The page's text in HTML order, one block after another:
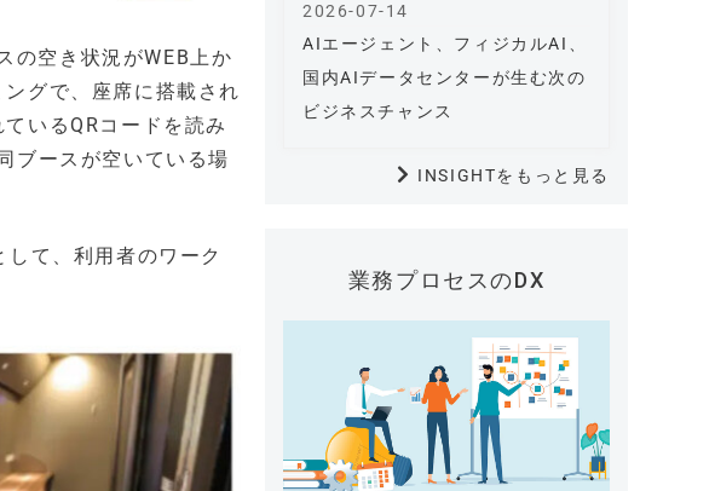
の空き状況がWEB上か
グで、座席に搭載され
いるQRコードを読み
ブースが空いている場
て、利用者のワーク
AIエージェント、フィジカルAI、
国内AIデータセンターが生む次の
ビジネスチャンス
2026-07-14
INSIGHTをもっと見る
業務プロセスのDX